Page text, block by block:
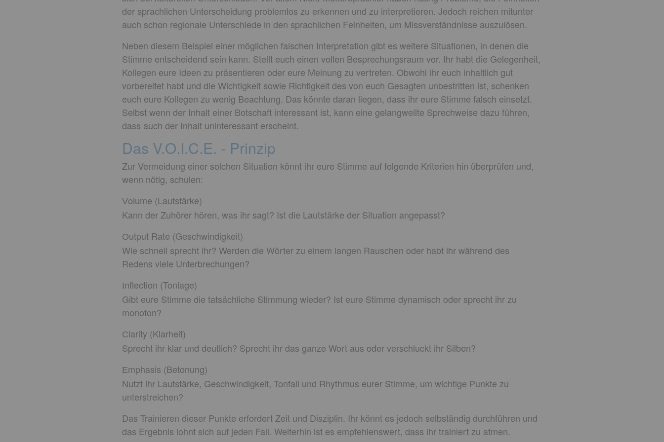
der sprachlichen Unterscheidung problemlos zu erkennen und zu interpretieren. Jedoch reichen mitunter
auch schon regionale Unterschiede in den sprachlichen Feinheiten, um Missverständnisse auszulösen.
Neben diesem Beispiel einer möglichen falschen Interpretation gibt es weitere Situationen, in denen die
Stimme entscheidend sein kann. Stellt euch einen vollen Besprechungsraum vor. Ihr habt die Gelegenheit,
Kollegen eure Ideen zu präsentieren oder eure Meinung zu vertreten. Obwohl ihr euch inhaltlich gut
vorbereitet habt und die Wichtigkeit sowie Richtigkeit des von euch Gesagten unbestritten ist, schenken
euch eure Kollegen zu wenig Beachtung. Das könnte daran liegen, dass ihr eure Stimme falsch einsetzt.
Selbst wenn der Inhalt einer Botschaft interessant ist, kann eine gelangweilte Sprechweise dazu führen,
dass auch der Inhalt uninteressant erscheint.
Das V.O.I.C.E. - Prinzip
Zur Vermeidung einer solchen Situation könnt ihr eure Stimme auf folgende Kriterien hin überprüfen und,
wenn nötig, schulen:
Volume (Lautstärke)
Kann der Zuhörer hören, was ihr sagt? Ist die Lautstärke der Situation angepasst?
Output Rate (Geschwindigkeit)
Wie schnell sprecht ihr? Werden die Wörter zu einem langen Rauschen oder habt ihr während des
Redens viele Unterbrechungen?
Inflection (Tonlage)
Gibt eure Stimme die tatsächliche Stimmung wieder? Ist eure Stimme dynamisch oder sprecht ihr zu
monoton?
Clarity (Klarheit)
Sprecht ihr klar und deutlich? Sprecht ihr das ganze Wort aus oder verschluckt ihr Silben?
Emphasis (Betonung)
Nutzt ihr Lautstärke, Geschwindigkeit, Tonfall und Rhythmus eurer Stimme, um wichtige Punkte zu
unterstreichen?
Das Trainieren dieser Punkte erfordert Zeit und Disziplin. Ihr könnt es jedoch selbständig durchführen und
das Ergebnis lohnt sich auf jeden Fall. Weiterhin ist es empfehlenswert, dass ihr trainiert zu atmen.